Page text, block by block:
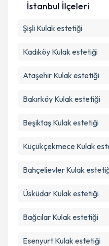
İstanbul İlçeleri
Şişli Kulak estetiği
Kadıköy Kulak estetiği
Ataşehir Kulak estetiği
Bakırköy Kulak estetiği
Beşiktaş Kulak estetiği
Küçükçekmece Kulak
Bahçelievler Kulak
Üsküdar Kulak estetiği
Bağcılar Kulak estetiği
Esenyurt Kulak estetiği